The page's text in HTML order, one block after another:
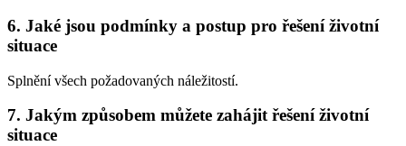
6. Jaké jsou podmínky a postup pro řešení životní
situace
Splnění všech požadovaných náležitostí.
7. Jakým způsobem můžete zahájit řešení životní
situace